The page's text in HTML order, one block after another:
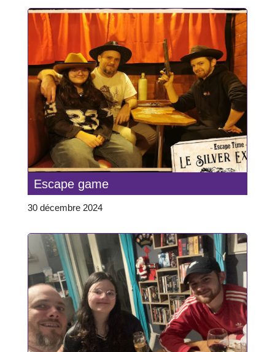
Escape game
30 décembre 2024